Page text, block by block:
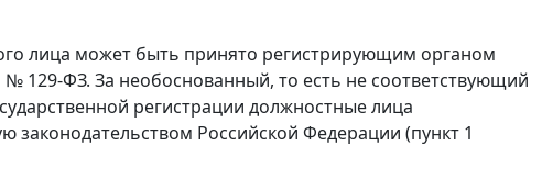
лица может быть принято регистрирующим органом
129-ФЗ. За необоснованный, то есть не соответствующий
регистрации должностные лица
законодательством Российской Федерации (пункт 1